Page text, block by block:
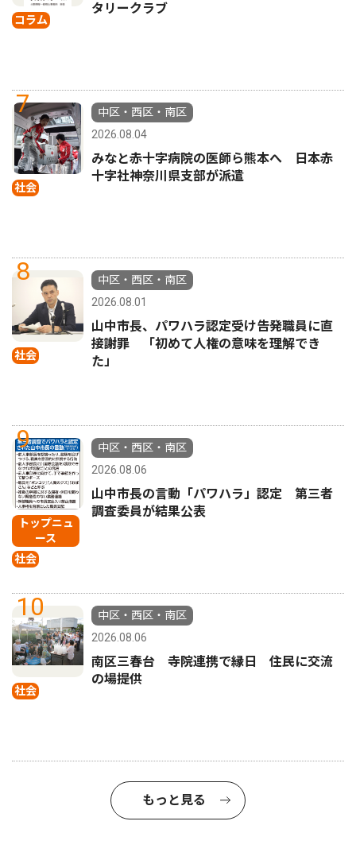
コラム
タリークラブ
7
社会
中区・西区・南区
2026.08.04
みなと赤十字病院の医師ら熊本へ 日本赤
十字社神奈川県支部が派遣
8
社会
中区・西区・南区
2026.08.01
山中市長、パワハラ認定受け告発職員に直
接謝罪 「初めて人権の意味を理解でき
た」
9
トップニュ
ース
社会
中区・西区・南区
2026.08.06
山中市長の言動「パワハラ」認定 第三者
調査委員が結果公表
10
社会
中区・西区・南区
2026.08.06
南区三春台 寺院連携で縁日 住民に交流
の場提供
もっと見る